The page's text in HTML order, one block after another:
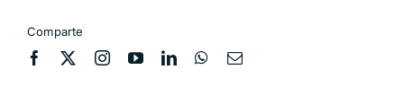
Comparte